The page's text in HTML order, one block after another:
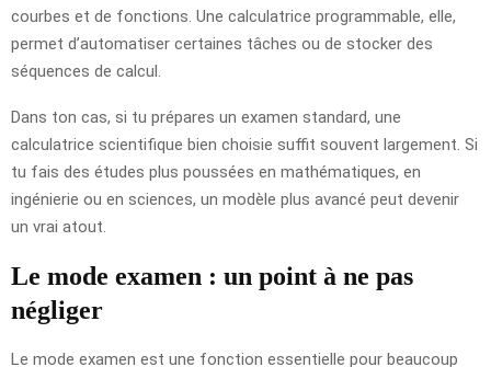
courbes et de fonctions. Une calculatrice programmable, elle,
permet d’automatiser certaines tâches ou de stocker des
séquences de calcul.
Dans ton cas, si tu prépares un examen standard, une
calculatrice scientifique bien choisie suffit souvent largement. Si
tu fais des études plus poussées en mathématiques, en
ingénierie ou en sciences, un modèle plus avancé peut devenir
un vrai atout.
Le mode examen : un point à ne pas
négliger
Le mode examen est une fonction essentielle pour beaucoup